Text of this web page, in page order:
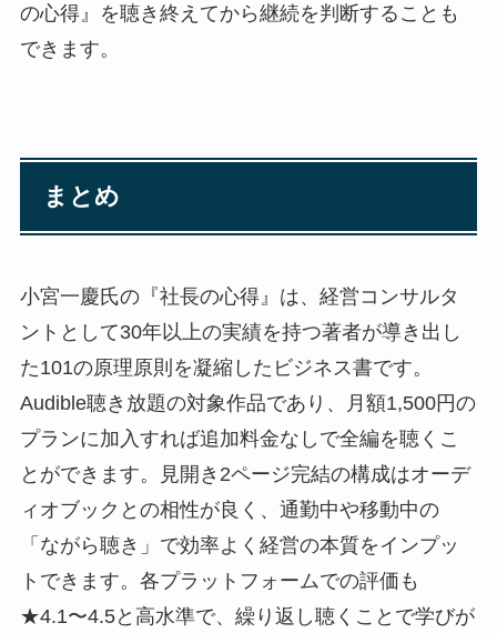
の心得』を聴き終えてから継続を判断することも
できます。
まとめ
小宮一慶氏の『社長の心得』は、経営コンサルタ
ントとして30年以上の実績を持つ著者が導き出し
た101の原理原則を凝縮したビジネス書です。
Audible聴き放題の対象作品であり、月額1,500円の
プランに加入すれば追加料金なしで全編を聴くこ
とができます。見開き2ページ完結の構成はオーデ
ィオブックとの相性が良く、通勤中や移動中の
「ながら聴き」で効率よく経営の本質をインプッ
トできます。各プラットフォームでの評価も
★4.1〜4.5と高水準で、繰り返し聴くことで学びが